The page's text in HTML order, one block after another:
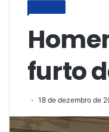
furto
18 de dezembro de